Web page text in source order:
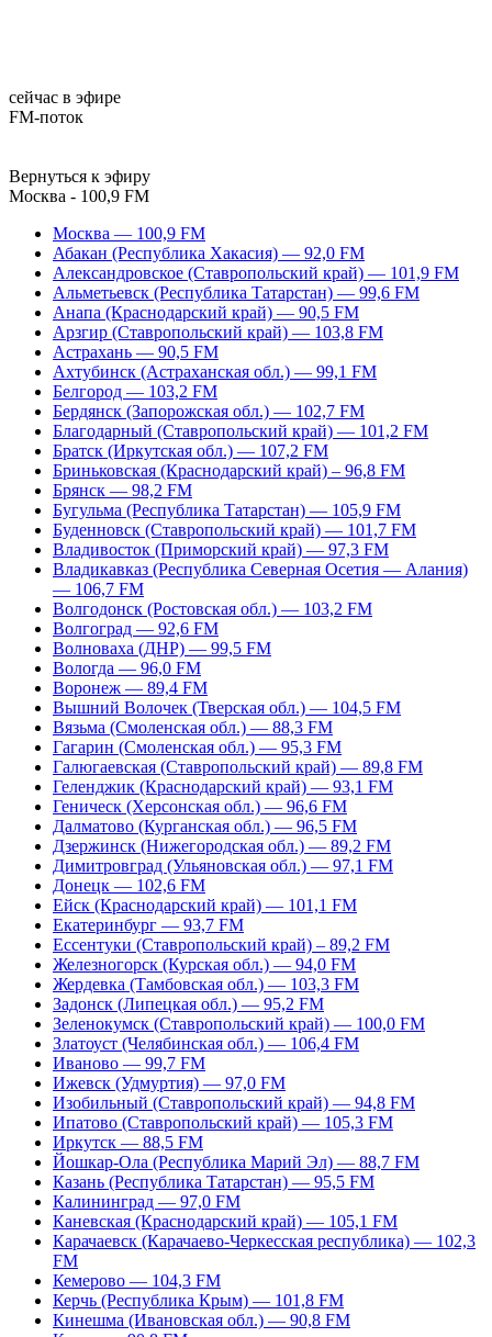
сейчас в эфире
FM-поток
Вернуться к эфиру
Москва - 100,9 FM
Москва — 100,9 FM
Абакан (Республика Хакасия) — 92,0 FM
Александровское (Ставропольский край) — 101,9 FM
Альметьевск (Республика Татарстан) — 99,6 FM
Анапа (Краснодарский край) — 90,5 FM
Арзгир (Ставропольский край) — 103,8 FM
Астрахань — 90,5 FM
Ахтубинск (Астраханская обл.) — 99,1 FM
Белгород — 103,2 FM
Бердянск (Запорожская обл.) — 102,7 FM
Благодарный (Ставропольский край) — 101,2 FM
Братск (Иркутская обл.) — 107,2 FM
Бриньковская (Краснодарский край) – 96,8 FM
Брянск — 98,2 FM
Бугульма (Республика Татарстан) — 105,9 FM
Буденновск (Ставропольский край) — 101,7 FM
Владивосток (Приморский край) — 97,3 FM
Владикавказ (Республика Северная Осетия — Алания)
— 106,7 FM
Волгодонск (Ростовская обл.) — 103,2 FM
Волгоград — 92,6 FM
Волноваха (ДНР) — 99,5 FM
Вологда — 96,0 FM
Воронеж — 89,4 FM
Вышний Волочек (Тверская обл.) — 104,5 FM
Вязьма (Смоленская обл.) — 88,3 FM
Гагарин (Смоленская обл.) — 95,3 FM
Галюгаевская (Ставропольский край) — 89,8 FM
Геленджик (Краснодарский край) — 93,1 FM
Геническ (Херсонская обл.) — 96,6 FM
Далматово (Курганская обл.) — 96,5 FM
Дзержинск (Нижегородская обл.) — 89,2 FM
Димитровград (Ульяновская обл.) — 97,1 FM
Донецк — 102,6 FM
Ейск (Краснодарский край) — 101,1 FM
Екатеринбург — 93,7 FM
Ессентуки (Ставропольский край) – 89,2 FM
Железногорск (Курская обл.) — 94,0 FM
Жердевка (Тамбовская обл.) — 103,3 FM
Задонск (Липецкая обл.) — 95,2 FM
Зеленокумск (Ставропольский край) — 100,0 FM
Златоуст (Челябинская обл.) — 106,4 FM
Иваново — 99,7 FM
Ижевск (Удмуртия) — 97,0 FM
Изобильный (Ставропольский край) — 94,8 FM
Ипатово (Ставропольский край) — 105,3 FM
Иркутск — 88,5 FM
Йошкар-Ола (Республика Марий Эл) — 88,7 FM
Казань (Республика Татарстан) — 95,5 FM
Калининград — 97,0 FM
Каневская (Краснодарский край) — 105,1 FM
Карачаевск (Карачаево-Черкесская республика) — 102,3
FM
Кемерово — 104,3 FM
Керчь (Республика Крым) — 101,8 FM
Кинешма (Ивановская обл.) — 90,8 FM